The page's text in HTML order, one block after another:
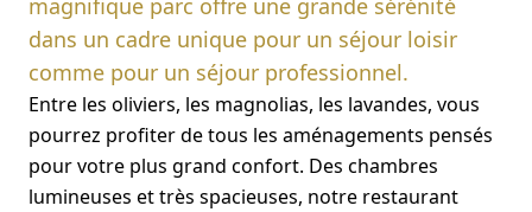
magnifique parc offre une grande sérénité
dans un cadre unique pour un séjour loisir
comme pour un séjour professionnel.
Entre les oliviers, les magnolias, les lavandes, vous
pourrez profiter de tous les aménagements pensés
pour votre plus grand confort. Des chambres
lumineuses et très spacieuses, notre restaurant